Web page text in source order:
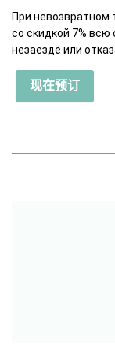
При невозвратном
со скидкой 7%
незаезде или
现在预订